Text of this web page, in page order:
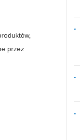
przez